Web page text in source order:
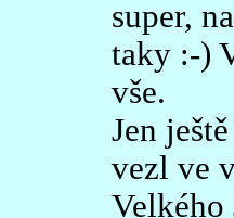
super,
taky :-)
vše.
Jen
vezl ve
Velkého